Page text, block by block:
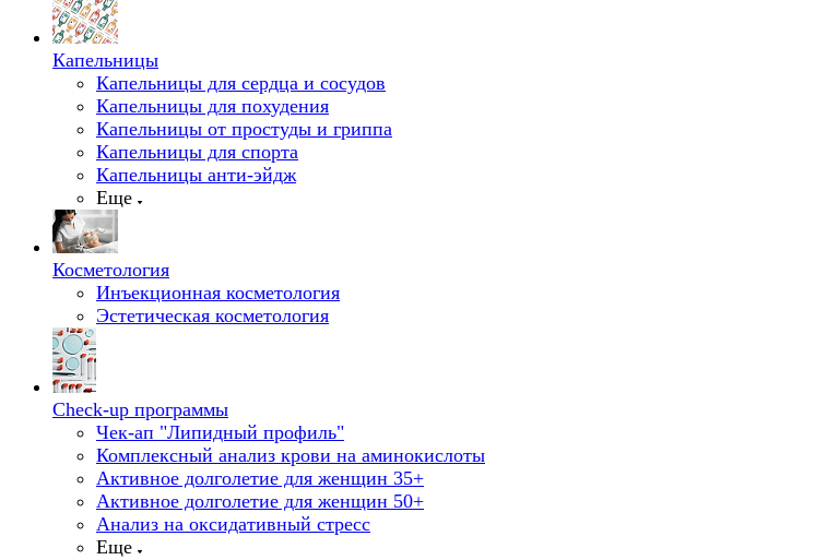
Капельницы
Капельницы для сердца и сосудов
Капельницы для похудения
Капельницы от простуды и гриппа
Капельницы для спорта
Капельницы анти-эйдж
Еще
Косметология
Инъекционная косметология
Эстетическая косметология
Check-up программы
Чек-ап "Липидный профиль"
Комплексный анализ крови на аминокислоты
Активное долголетие для женщин 35+
Активное долголетие для женщин 50+
Анализ на оксидативный стресс
Еще